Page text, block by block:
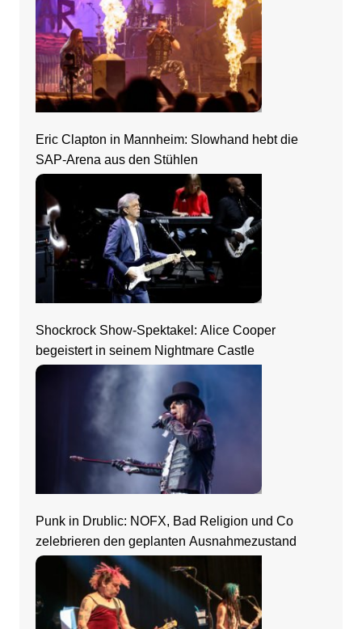
Eric Clapton in Mannheim: Slowhand hebt die
SAP-Arena aus den Stühlen
Shockrock Show-Spektakel: Alice Cooper
begeistert in seinem Nightmare Castle
Punk in Drublic: NOFX, Bad Religion und Co
zelebrieren den geplanten Ausnahmezustand